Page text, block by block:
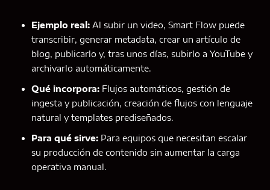
Ejemplo real: Al subir un video, Smart Flow puede
transcribir, generar metadata, crear un artículo de
blog, publicarlo y, tras unos días, subirlo a YouTube y
archivarlo automáticamente.
Qué incorpora: Flujos automáticos, gestión de
ingesta y publicación, creación de flujos con lenguaje
natural y templates prediseñados.
Para qué sirve: Para equipos que necesitan escalar
su producción de contenido sin aumentar la carga
operativa manual.